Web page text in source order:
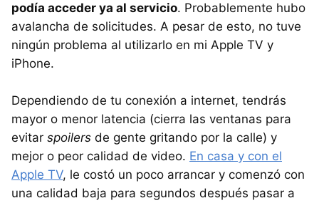
podía acceder ya al servicio. Probablemente hubo
avalancha de solicitudes. A pesar de esto, no tuve
ningún problema al utilizarlo en mi Apple TV y
iPhone.
Dependiendo de tu conexión a internet, tendrás
mayor o menor latencia (cierra las ventanas para
evitar spoilers de gente gritando por la calle) y
mejor o peor calidad de video. En casa y con el
Apple TV, le costó un poco arrancar y comenzó con
una calidad baja para segundos después pasar a